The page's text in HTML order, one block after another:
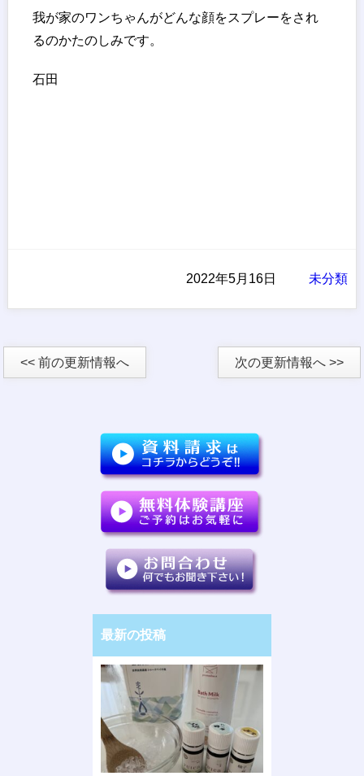
我が家のワンちゃんがどんな顔をスプレーをされ
るのかたのしみです。
石田
未分類
2022年5月16日
<< 前の更新情報へ 次の更新情報へ >>
最新の投稿